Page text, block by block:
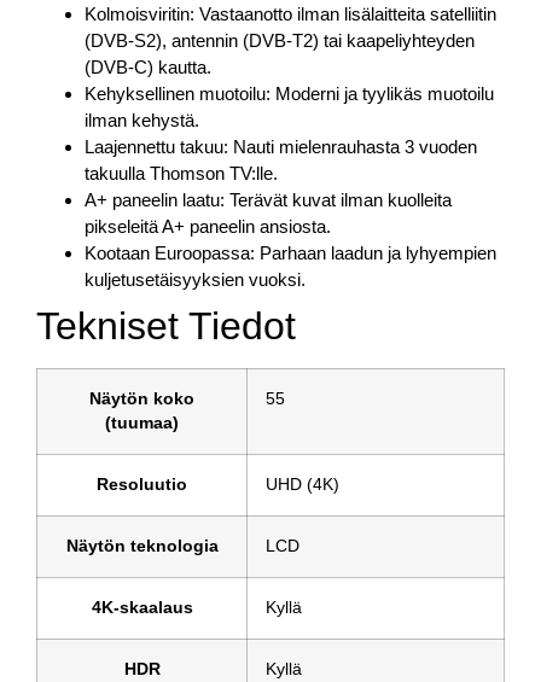
Kolmoisviritin: Vastaanotto ilman lisälaitteita satelliitin
(DVB-S2), antennin (DVB-T2) tai kaapeliyhteyden
(DVB-C) kautta.
Kehyksellinen muotoilu: Moderni ja tyylikäs muotoilu
ilman kehystä.
Laajennettu takuu: Nauti mielenrauhasta 3 vuoden
takuulla Thomson TV:lle.
A+ paneelin laatu: Terävät kuvat ilman kuolleita
pikseleitä A+ paneelin ansiosta.
Kootaan Euroopassa: Parhaan laadun ja lyhyempien
kuljetusetäisyyksien vuoksi.
Tekniset Tiedot
Näytön koko
(tuumaa)
55
Resoluutio UHD (4K)
Näytön teknologia LCD
4K-skaalaus Kyllä
HDR Kyllä